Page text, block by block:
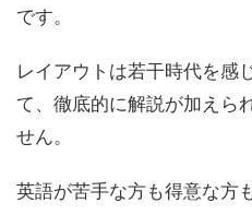
です。
レイアウトは若干時代を感
て、徹底的に解説が加えら
せん。
英語が苦手な方も得意な方